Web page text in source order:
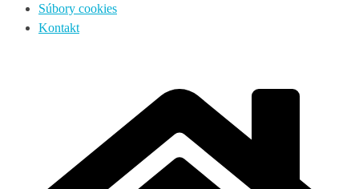
Súbory cookies
Kontakt